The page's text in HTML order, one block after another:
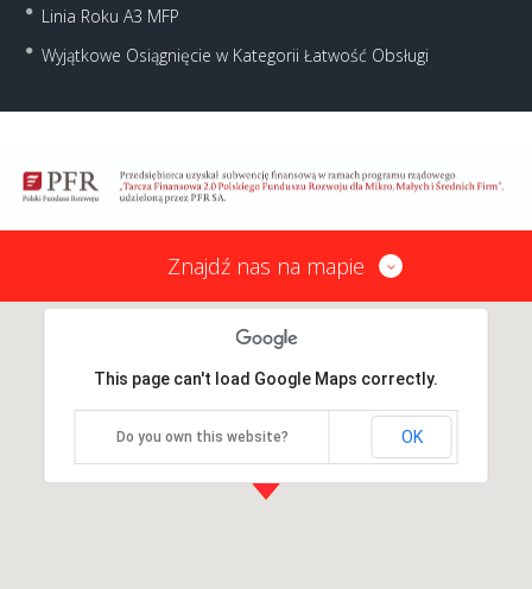
Linia Roku A3 MFP
Wyjątkowe Osiągnięcie w Kategorii Łatwość Obsługi
Znajdź nas na mapie
This page can't load Google Maps correctly.
Do you own this website? OK